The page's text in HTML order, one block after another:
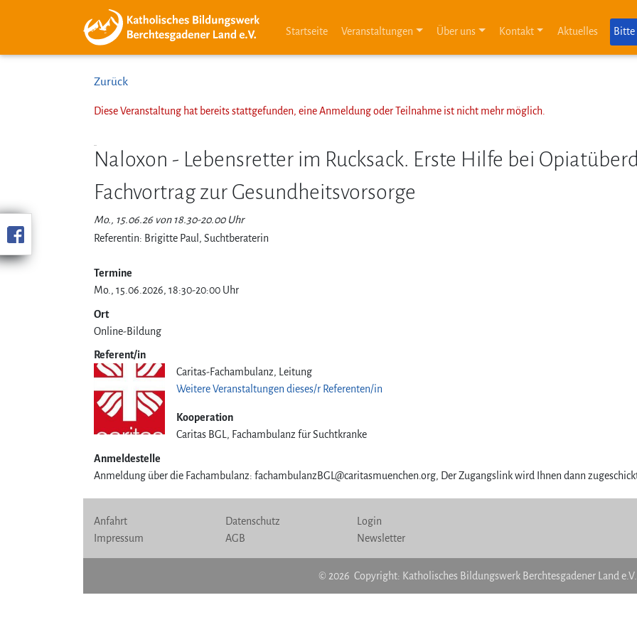
Startseite Veranstaltungen Über uns Kontakt Aktuelles Bitte
Zurück
Diese Veranstaltung hat bereits stattgefunden, eine Anmeldung oder Teilnahme ist nicht mehr möglich.
Naloxon - Lebensretter im Rucksack. Erste Hilfe bei
Fachvortrag zur Gesundheitsvorsorge
Mo., 15.06.26 von 18.30-20.00 Uhr
Referentin: Brigitte Paul, Suchtberaterin
Termine
Mo., 15.06.2026, 18:30-20:00 Uhr
Ort
Online-Bildung
Referent/in
Caritas-Fachambulanz, Leitung
Weitere Veranstaltungen dieses/r Referenten/in
Kooperation
Caritas BGL, Fachambulanz für Suchtkranke
Anmeldestelle
Anmeldung über die Fachambulanz: fachambulanzBGL@caritasmuenchen.org, Der Zugangslink wird Ihnen dann
Anfahrt
Impressum
Datenschutz
AGB
Login
Newsletter
© 2026 Copyright: Katholisches Bildungswerk Berchtesgadener Land e.V.